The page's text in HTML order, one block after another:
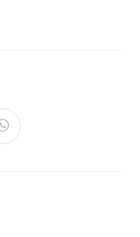
Opens